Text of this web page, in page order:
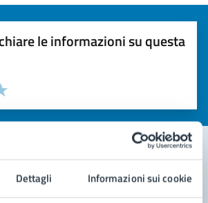
Dettagli Informazioni sui cookie
le informazioni su questa
informazioni (da 1 a 5 stelle)
di stelle per valutare la chiarezza delle
5 stelle su 5
4 stelle su 5
su 5
su 5
5